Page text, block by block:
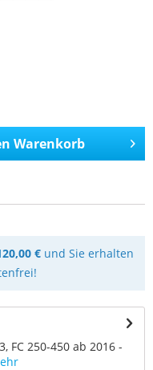
Warenkorb
€ und Sie erhalten
FC 250-450 ab 2016 -